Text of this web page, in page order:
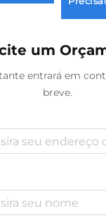
um
entrará em
breve.